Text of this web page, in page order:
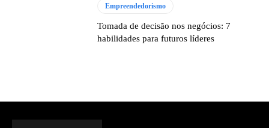
Empreendedorismo
Tomada de decisão nos negócios: 7
habilidades para futuros líderes